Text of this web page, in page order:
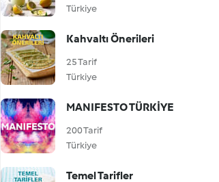
Türkiye
Kahvaltı Önerileri
25 Tarif
Türkiye
MANIFESTO TÜRKİYE
200 Tarif
Türkiye
Temel Tarifler